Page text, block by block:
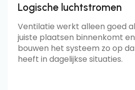
Logische luchtstromen
Ventilatie werkt alleen goed
juiste plaatsen binnenkomt
bouwen het systeem zo op
heeft in dagelijkse situaties.